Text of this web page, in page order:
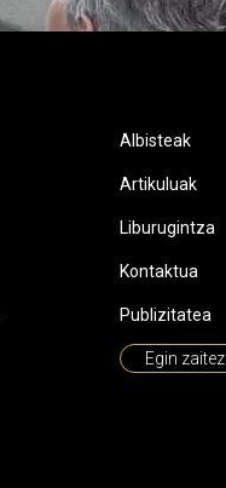
Albisteak
Artikuluak
Liburugintza
Kontaktua
Publizitatea
Egin zaitez